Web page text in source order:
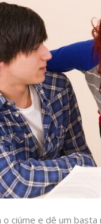
o ciúme e dê um